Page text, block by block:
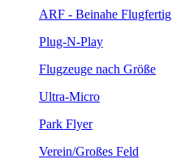
ARF - Beinahe Flugfertig
Plug-N-Play
Flugzeuge nach Größe
Ultra-Micro
Park Flyer
Verein/Großes Feld